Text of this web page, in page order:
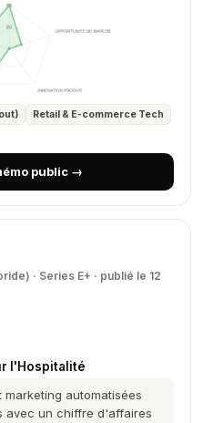
Retail & E-commerce Tech
public →
· Series E+ · publié le 12
l'Hospitalité
marketing automatisées
avec un chiffre d'affaires